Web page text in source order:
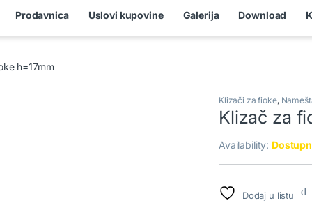
Prodavnica Uslovi kupovine Galerija Download
h=17mm
Klizači za fioke,
Klizač za
Availability:
Dodaj u listu